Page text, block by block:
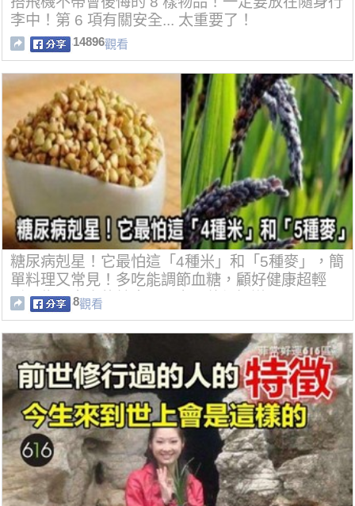
李中！第 6 項有關安全... 太重要了！
14896觀看
糖尿病剋星！它最怕這「4種米」和「5種麥」，簡
單料理又常見！多吃能調節血糖，顧好健康超輕
鬆，為了家人的健康，一定要他們知道！
8觀看